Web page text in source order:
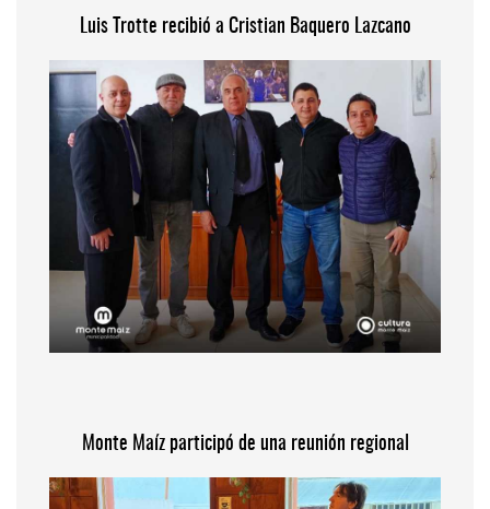
Luis Trotte recibió a Cristian Baquero Lazcano
Monte Maíz participó de una reunión regional